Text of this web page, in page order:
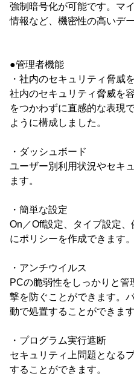
強制暗号化が可能です。マ
情報など、機密性の高いデ
●管理者機能
・社内のセキュリティ脅威
社内のセキュリティ脅威を
をつかわずに直感的な表現
ように構成しました。
・ダッシュボード
ユーザー別利用状況やセキ
ます。
・簡単な設定
On／Off設定、タイプ設定
にポリシーを作成できます。
・アンチウイルス
PCの脆弱性をしっかりと
撃を防ぐことができます。
動で処置することができます
・プログラム実行遮断
セキュリティ上問題となる
することができます。